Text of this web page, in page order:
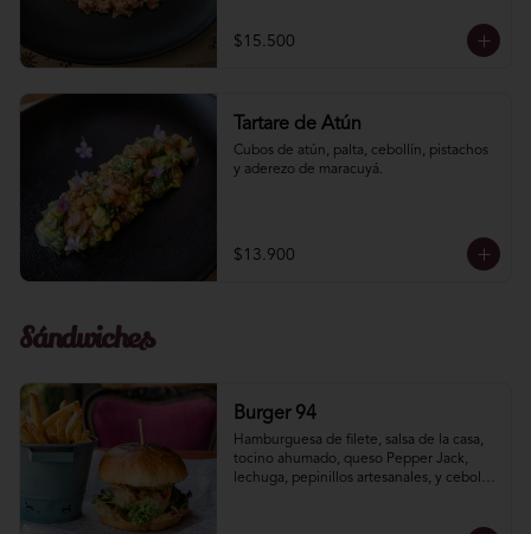
$15.500
Tartare de Atún
Cubos de atún, palta, cebollín, pistachos
y aderezo de maracuyá.
$13.900
Sándwiches
Burger 94
Hamburguesa de filete, salsa de la casa,
tocino ahumado, queso Pepper Jack,
lechuga, pepinillos artesanales, y cebolla